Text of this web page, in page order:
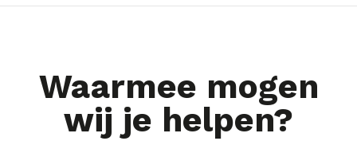
Waarmee mogen
wij je helpen?